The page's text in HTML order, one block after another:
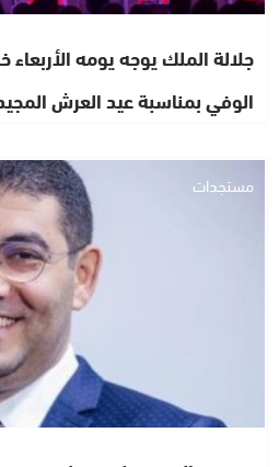
جلالة الملك يوجه يومه
الوفي بمناسبة عيد العرش
مستجدات